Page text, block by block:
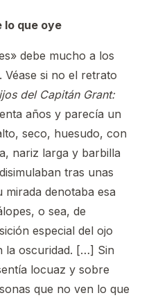
lo que oye
debe mucho a los
Véase si no el retrato
del Capitán Grant:
años y parecía un
seco, huesudo, con
nariz larga y barbilla
tras unas
denotaba esa
o sea, de
especial del ojo
la oscuridad. […] Sin
locuaz y sobre
que no ven lo que